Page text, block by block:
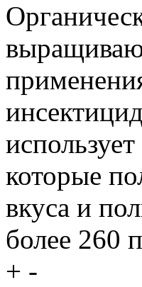
которые
вкуса и
более 260
+ -